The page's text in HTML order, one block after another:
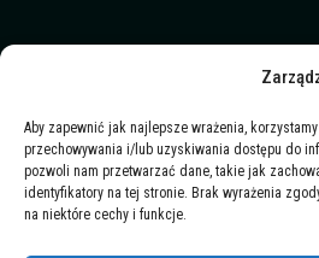
Aby zapewnić jak najlepsze wrażenia,
przechowywania i/lub uzyskiwania dostępu do
pozwoli nam przetwarzać dane, takie jak
identyfikatory na tej stronie. Brak wyrażenia
na niektóre cechy i funkcje.